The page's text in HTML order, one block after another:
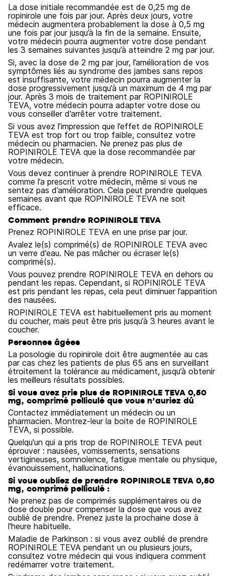
La dose initiale recommandée est de 0,25 mg de
ropinirole une fois par jour. Après deux jours, votre
médecin augmentera probablement la dose à 0,5 mg
une fois par jour jusqu’à la fin de la semaine. Ensuite,
votre médecin pourra augmenter votre dose pendant
les 3 semaines suivantes jusqu’à atteindre 2 mg par jour.
Si, avec la dose de 2 mg par jour, l’amélioration de vos
symptômes liés au syndrome des jambes sans repos
est insuffisante, votre médecin pourra augmenter la
dose progressivement jusqu’à un maximum de 4 mg par
jour. Après 3 mois de traitement par ROPINIROLE
TEVA, votre médecin pourra adapter votre dose ou
vous conseiller d’arrêter votre traitement.
Si vous avez l’impression que l’effet de ROPINIROLE
TEVA est trop fort ou trop faible, consultez votre
médecin ou pharmacien. Ne prenez pas plus de
ROPINIROLE TEVA que la dose recommandée par
votre médecin.
Vous devez continuer à prendre ROPINIROLE TEVA
comme l’a prescrit votre médecin, même si vous ne
sentez pas d’amélioration. Cela peut prendre quelques
semaines avant que ROPINIROLE TEVA ne soit
efficace.
Comment prendre ROPINIROLE TEVA
Prenez ROPINIROLE TEVA en une prise par jour.
Avalez le(s) comprimé(s) de ROPINIROLE TEVA avec
un verre d’eau. Ne pas mâcher ou écraser le(s)
comprimé(s).
Vous pouvez prendre ROPINIROLE TEVA en dehors ou
pendant les repas. Cependant, si ROPINIROLE TEVA
est pris pendant les repas, cela peut diminuer l’apparition
des nausées.
ROPINIROLE TEVA est habituellement pris au moment
du coucher, mais peut être pris jusqu’à 3 heures avant le
coucher.
Personnes âgées
La posologie du ropinirole doit être augmentée au cas
par cas chez les patients de plus 65 ans en surveillant
étroitement la tolérance au médicament, jusqu’à obtenir
les meilleurs résultats possibles.
Si vous avez pris plus de ROPINIROLE TEVA 0,50
mg, comprimé pelliculé que vous n’auriez dû
Contactez immédiatement un médecin ou un
pharmacien. Montrez-leur la boite de ROPINIROLE
TEVA, si possible.
Quelqu'un qui a pris trop de ROPINIROLE TEVA peut
éprouver : nausées, vomissements, sensations
vertigineuses, somnolence, fatigue mentale ou physique,
évanouissement, hallucinations.
Si vous oubliez de prendre ROPINIROLE TEVA 0,50
mg, comprimé pelliculé :
Ne prenez pas de comprimés supplémentaires ou de
dose double pour compenser la dose que vous avez
oublié de prendre. Prenez juste la prochaine dose à
l'heure habituelle.
Maladie de Parkinson : si vous avez oublié de prendre
ROPINIROLE TEVA pendant un ou plusieurs jours,
consultez votre médecin qui vous indiquera comment
redémarrer votre traitement.